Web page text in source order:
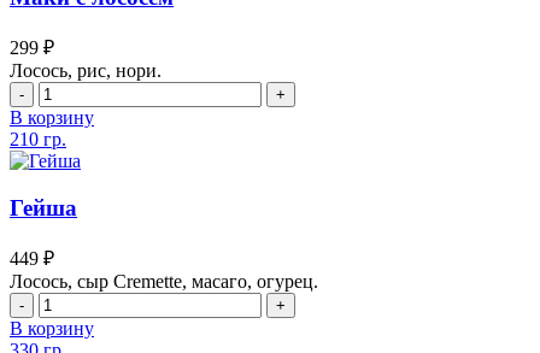
299 ₽
Лосось, рис, нори.
В корзину
210 гр.
Гейша
449 ₽
Лосось, сыр Cremette, масаго, огурец.
В корзину